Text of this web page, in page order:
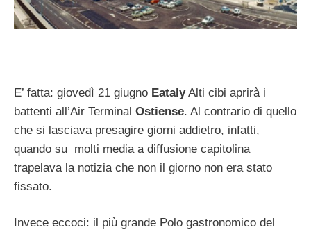
E’ fatta: giovedì 21 giugno EatalyAlti cibi aprirà i
battenti all’Air Terminal Ostiense. Al contrario di quello
che si lasciava presagire giorni addietro, infatti,
quando su molti media a diffusione capitolina
trapelava la notizia che non il giorno non era stato
fissato.
Invece eccoci: il più grande Polo gastronomico del